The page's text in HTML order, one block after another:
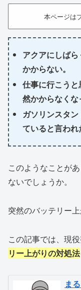
本ページは
アクアにしば
かからない。
仕事に行こう
然かからなくな
ガソリンスタ
ていると言われ
このようなことが
ないでしょうか。
突然のバッテリー
この記事では、現
リー上がりの対処法
ま